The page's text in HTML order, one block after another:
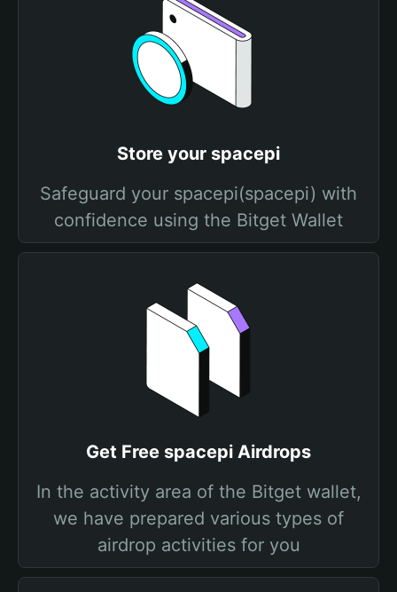
Store your spacepi
Safeguard your spacepi(spacepi) with
confidence using the Bitget Wallet
Get Free spacepi Airdrops
In the activity area of the Bitget wallet,
we have prepared various types of
airdrop activities for you